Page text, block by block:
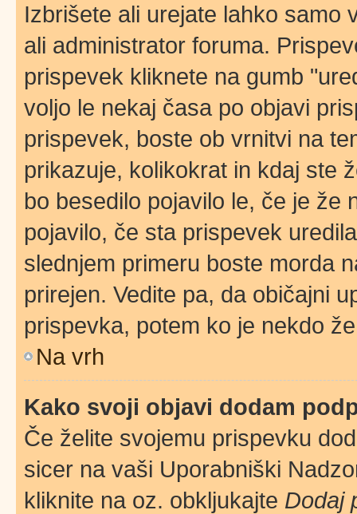
Izbrišete ali urejate lahko samo
ali administrator foruma.
prispevek kliknete na gumb
voljo le nekaj časa po objavi
prispevek, boste ob vrnitvi na
prikazuje, kolikokrat in kdaj ste
bo besedilo pojavilo le, če je že
pojavilo, če sta prispevek
slednjem primeru boste morda
prirejen. Vedite pa, da običajni
prispevka, potem ko je nekdo
Na vrh
Kako svoji objavi dodam
Če želite svojemu prispevku
sicer na vaši Uporabniški
kliknite na oz. obkljukajte Dodaj